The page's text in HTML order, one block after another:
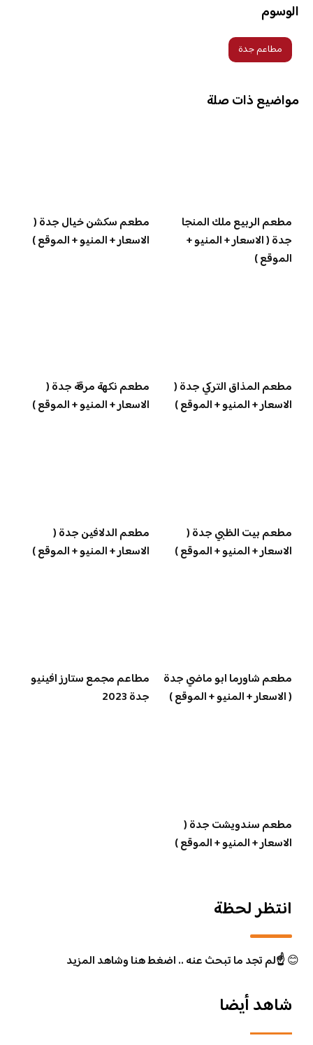
الوسوم
مطاعم جدة
مواضيع ذات صلة
مطعم الربيع ملك المنجا
جدة ( الاسعار + المنيو +
الموقع )
مطعم سكشن خيال جدة (
الاسعار + المنيو + الموقع )
مطعم المذاق التركي جدة (
الاسعار + المنيو + الموقع )
مطعم نكهة مرقة جدة (
الاسعار + المنيو + الموقع )
مطعم بيت الظبي جدة (
الاسعار + المنيو + الموقع )
مطعم الدلافين جدة (
الاسعار + المنيو + الموقع )
مطعم شاورما ابو ماضي جدة
( الاسعار + المنيو + الموقع )
مطاعم مجمع ستارز افينيو
جدة 2023
مطعم سندويشت جدة (
الاسعار + المنيو + الموقع )
انتظر لحظة
😊☝️لم تجد ما تبحث عنه .. اضغط هنا وشاهد المزيد
شاهد أيضا